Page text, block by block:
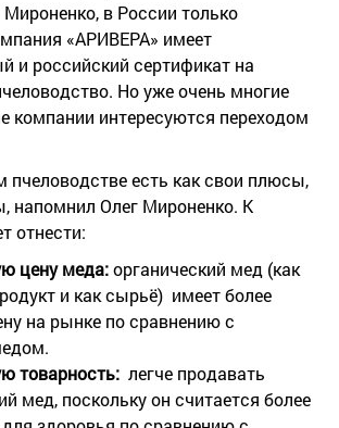
в России только
«АРИВЕРА» имеет
и российский сертификат на
Но уже очень многие
компании интересуются переходом
пчеловодстве есть как свои плюсы,
напомнил Олег Мироненко. К
отнести:
цену меда:органический мед (как
и как сырьё) имеет более
на рынке по сравнению с
товарность: легче продавать
мед, поскольку он считается более